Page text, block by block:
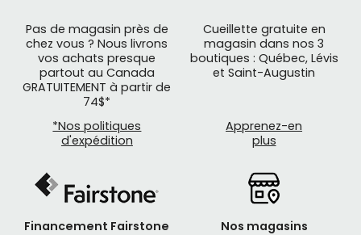
Pas de magasin près de
chez vous ? Nous livrons
vos achats presque
partout au Canada
GRATUITEMENT à partir de
74$*
*Nos politiques
d'expédition
Cueillette gratuite en
magasin dans nos 3
boutiques : Québec, Lévis
et Saint-Augustin
Apprenez-en
plus
Financement Fairstone Nos magasins